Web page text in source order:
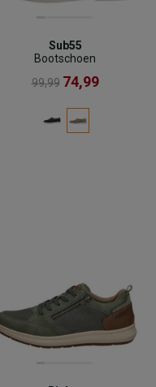
Sub55
Bootschoen
99,99 74,99